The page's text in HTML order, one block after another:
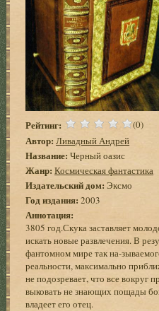
Рейтинг: (0)
Автор: Ливадный Андрей
Название: Черный оазис
Жанр: Космическая фантастика
Издательский дом: Эксмо
Год издания: 2003
Аннотация:
3805 год.Скука заставляет
искать новые развлечения. В
фантомном мире так на-
реальности, максимально
не подозревает, что все вокруг
выковать не знающих пощады
владеет его отец.